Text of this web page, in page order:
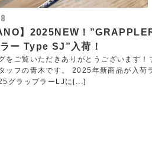
】2025NEW！
ー Type SJ”入荷！
をご覧いただきありがとうございます！
ッフの青木です。 2025年新商品が入荷
グラップラーLJに[...]